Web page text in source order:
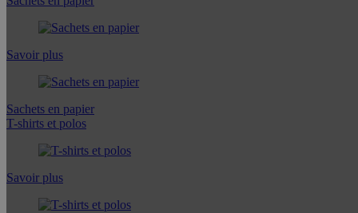
Savoir plus
Sachets en papier
T-shirts et polos
Savoir plus